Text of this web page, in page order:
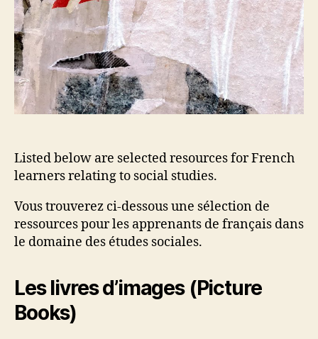
Listed below are selected resources for French
learners relating to social studies.
Vous trouverez ci-dessous une sélection de
ressources pour les apprenants de français dans
le domaine des études sociales.
Les livres d’images (Picture
Books)